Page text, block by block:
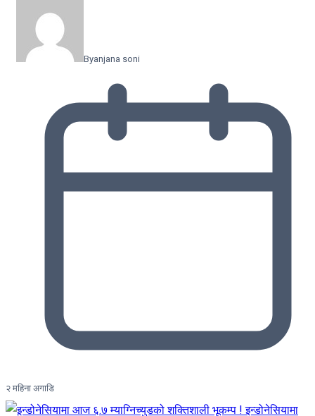
Byanjana soni
२ महिना अगाडि